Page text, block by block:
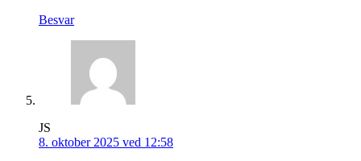
Besvar
JS
8. oktober 2025 ved 12:58